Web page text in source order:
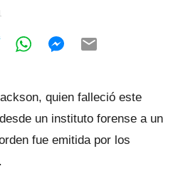
quien falleció este
un instituto forense a un
fue emitida por los